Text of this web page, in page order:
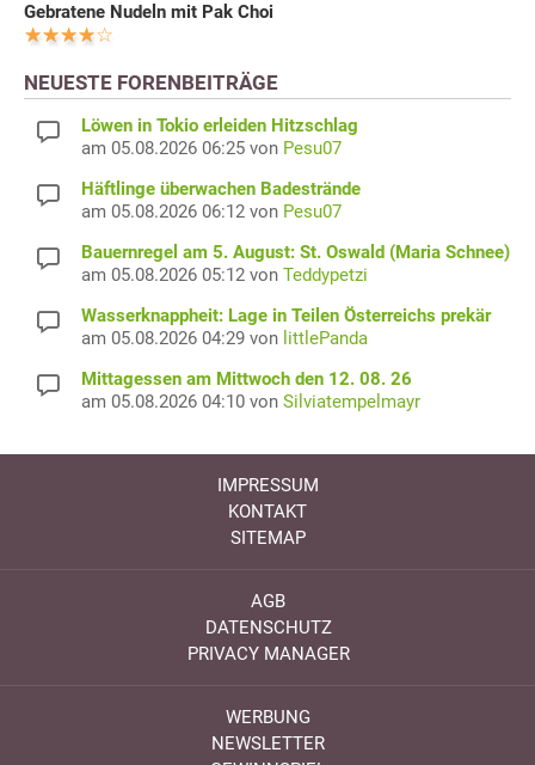
Gebratene Nudeln mit Pak Choi
NEUESTE FORENBEITRÄGE
Löwen in Tokio erleiden Hitzschlag
am 05.08.2026 06:25 von Pesu07
Häftlinge überwachen Badestrände
am 05.08.2026 06:12 von Pesu07
Bauernregel am 5. August: St. Oswald (Maria Schnee)
am 05.08.2026 05:12 von Teddypetzi
Wasserknappheit: Lage in Teilen Österreichs prekär
am 05.08.2026 04:29 von littlePanda
Mittagessen am Mittwoch den 12. 08. 26
am 05.08.2026 04:10 von Silviatempelmayr
IMPRESSUM
KONTAKT
SITEMAP
AGB
DATENSCHUTZ
PRIVACY MANAGER
WERBUNG
NEWSLETTER